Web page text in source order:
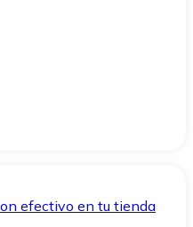
efectivo en tu tienda